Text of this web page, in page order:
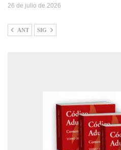
26 de julio de 2026
ANT SIG